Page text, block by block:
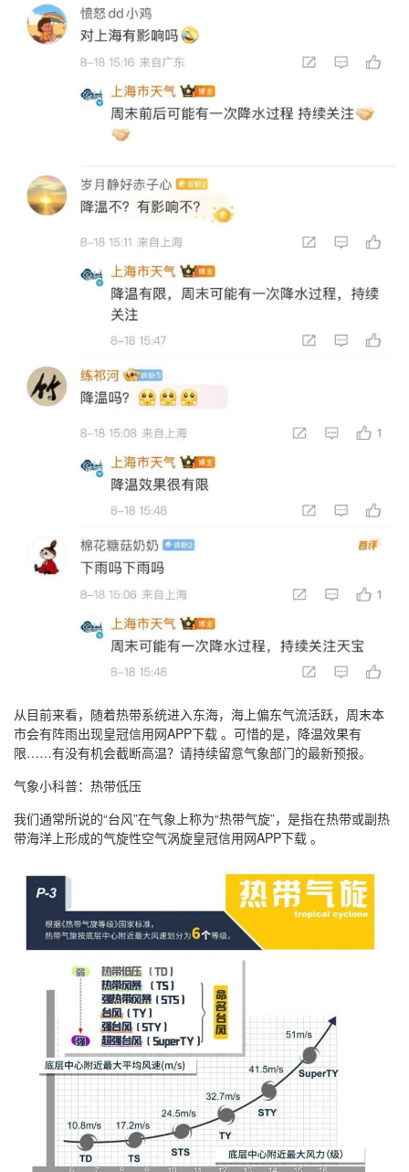
从目前来看，随着热带系统进入东海，海上偏东气流活跃，周末本
市会有阵雨出现皇冠信用网APP下载 。可惜的是，降温效果有
限……有没有机会截断高温？请持续留意气象部门的最新预报。
气象小科普：热带低压
我们通常所说的“台风”在气象上称为“热带气旋”，是指在热带或副热
带海洋上形成的气旋性空气涡旋皇冠信用网APP下载 。